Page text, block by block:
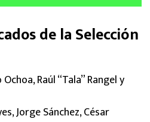
de la Selección
Raúl “Tala” Rangel y
Jorge Sánchez, César